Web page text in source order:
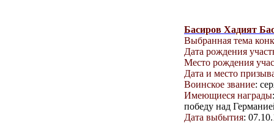
Басиров Хадият
Выбранная тема
Дата рождения
Место рождения
Дата и место
Воинское звание:
Имеющиеся награды
победу над
Дата выбытия: